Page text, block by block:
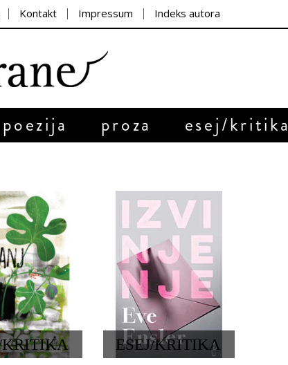
Kontakt Impressum Indeks autora
poezija proza esej/kritika
KRITIKA ESEJ/KRITIKA